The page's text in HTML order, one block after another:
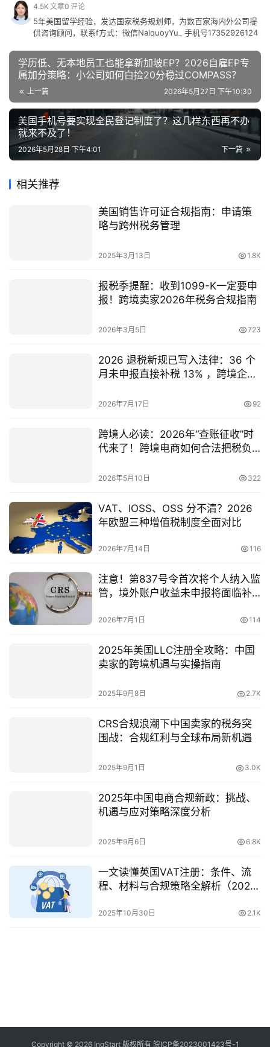
4.5K 文章0 评论
5年美国留学经验，发达国家税务规划师，为数百家海内外公司提
供咨询顾问，联系f方式：微信NaiquoyYu_ 手机号17352926124
学历低、无本地员工也能拿新加坡EP？2026自雇EP专
属加分策略：小公司如何白捡20分稳过COMPASS？
上一篇 2026年5月27日 下午10:30
美国手机号要实现全民登记制度了？这几样东西再不办
就来不及了！
下一篇
2026年5月28日 下午4:01
相关推荐
美国销售许可证合规指南：申请策
略与跨州税务管理
2025年3月13日 1.8K
报税季提醒：收到1099-K一定要申
报！跨境卖家2026年税务合规指南
2026年3月5日 723
2026 退税新规已写入法律：36 个
月未申报直接补税 13% ，跨境企业
2026年7月17日 92
跨境人必读：2026年“查账征收”时
代来了！跨境电商如何合法把税负
2026年5月10日 322
VAT、IOSS、OSS 分不清？2026
年欧盟三种增值税制度全面对比
2026年7月14日 116
注意！第837号令首次将个人纳入监
管，境外账户收益未申报将面临补
2026年7月1日 114
2025年美国LLC注册全攻略：中国
卖家的跨境机遇与实操指南
2025年9月8日 2.7K
CRS合规浪潮下中国卖家的税务突
围战：合规红利与全球布局新机遇
2025年9月1日 3.0K
2025年中国电商合规新政：挑战、
机遇与应对策略深度分析
2025年9月6日 6.8K
一文读懂英国VAT注册：条件、流
程、材料与合规策略全解析（2025
2025年10月30日 2.1K
Copyright © 2026 IngStart 版权所有 皖ICP备2023001423号-1